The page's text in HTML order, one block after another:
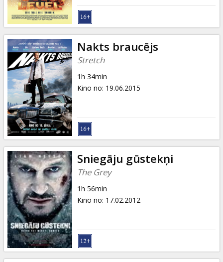
Nakts braucējs
Stretch
1h 34min
Kino no: 19.06.2015
Sniegāju gūstekņi
The Grey
1h 56min
Kino no: 17.02.2012